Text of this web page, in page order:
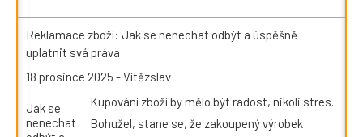
Reklamace zboží: Jak se nenechat odbýt a úspěšně
uplatnit svá práva
18 prosince 2025 -Vítězslav
Kupování zboží by mělo být radost, nikoli stres.
Bohužel, stane se, že zakoupený výrobek